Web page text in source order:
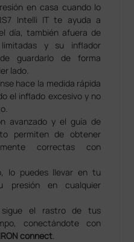
en casa cuando lo
día, también afuera de
y su inflador
guardarlo de forma
lado.
hace la medida rápida
el inflado excesivo y no
avanzado y el guía de
permiten de obtener
correctas con
lo puedes llevar en tu
en cualquier
sigue el rastro de tus
conectándote con
connect